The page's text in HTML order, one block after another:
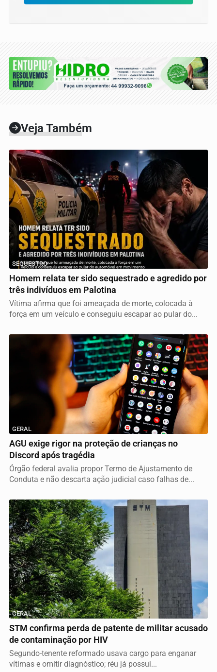
Veja Também
SEQUESTRO
Homem relata ter sido sequestrado e agredido por
três indivíduos em Palotina
Vítima afirma que foi ameaçada de morte, colocada à
força em um veículo e conseguiu escapar ao pular do...
GERAL
AGU exige rigor na proteção de crianças no
Discord após tragédia
Órgão federal avalia propor Termo de Ajustamento de
Conduta e não descarta ação judicial caso falhas de...
GERAL
STM confirma perda de patente de militar acusado
de contaminação por HIV
Segundo-tenente reformado usava cargo para enganar
vítimas e omitir diagnóstico; réu já possui...